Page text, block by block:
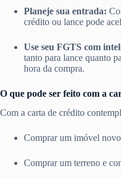
Planeje sua entrada:
crédito ou lance pode
Use seu FGTS com
tanto para lance quanto
hora da compra.
O que pode ser feito com a
Com a carta de crédito
Comprar um imóvel
Comprar um terreno e